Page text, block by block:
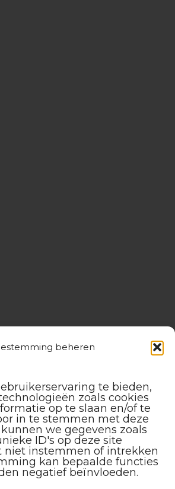
beheren
te bieden,
zoals cookies
op te slaan en/of te
in te stemmen met deze
we gegevens zoals
ID's op deze site
niet instemmen of intrekken
kan bepaalde functies
negatief beïnvloeden.
etc.